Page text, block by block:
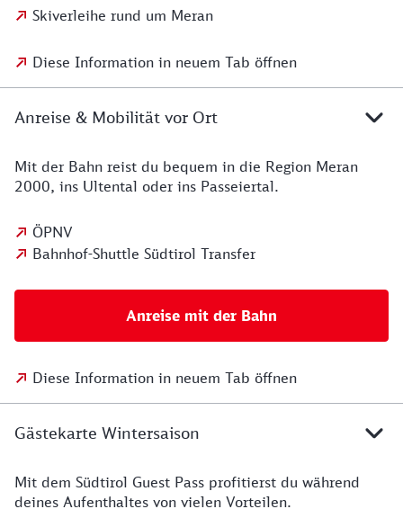
Skiverleihe rund um Meran
Diese Information in neuem Tab öffnen
Anreise & Mobilität vor Ort
Mit der Bahn reist du bequem in die Region Meran
2000, ins Ultental oder ins Passeiertal.
ÖPNV
Bahnhof-Shuttle Südtirol Transfer
Anreise mit der Bahn
Diese Information in neuem Tab öffnen
Gästekarte Wintersaison
Mit dem Südtirol Guest Pass profitierst du während
deines Aufenthaltes von vielen Vorteilen.